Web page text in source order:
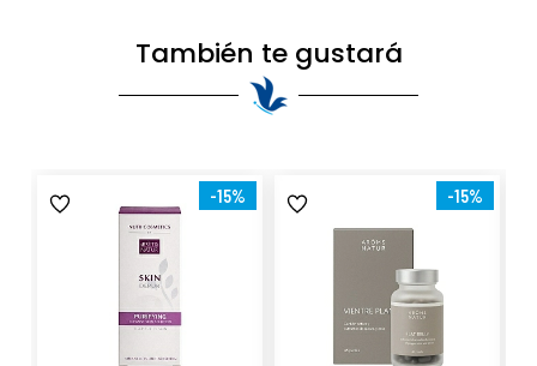
También te gustará
-15% -15%